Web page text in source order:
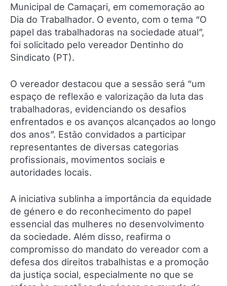
Municipal de Camaçari, em comemoração ao
Dia do Trabalhador. O evento, com o tema “O
papel das trabalhadoras na sociedade atual”,
foi solicitado pelo vereador Dentinho do
Sindicato (PT).
O vereador destacou que a sessão será “um
espaço de reflexão e valorização da luta das
trabalhadoras, evidenciando os desafios
enfrentados e os avanços alcançados ao longo
dos anos”. Estão convidados a participar
representantes de diversas categorias
profissionais, movimentos sociais e
autoridades locais.
A iniciativa sublinha a importância da equidade
de género e do reconhecimento do papel
essencial das mulheres no desenvolvimento
da sociedade. Além disso, reafirma o
compromisso do mandato do vereador com a
defesa dos direitos trabalhistas e a promoção
da justiça social, especialmente no que se